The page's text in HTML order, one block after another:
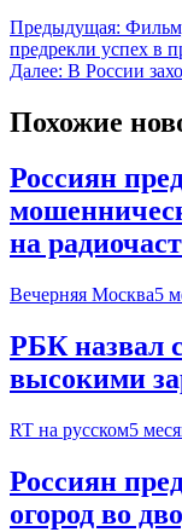
Предыдущая:
предрекли успех в
Далее: В России
Похожие
Россиян
на
Вечерняя Москва5
РБК назвал
высокими
RT на русском5
Россиян
огород во